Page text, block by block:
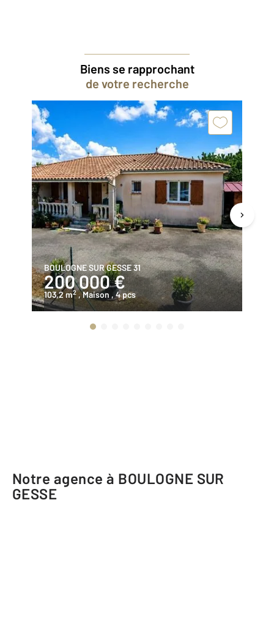
Biens se rapprochant
de votre recherche
BOULOGNE SUR GESSE 31
200 000 €
103,2 m2 , Maison , 4 pcs
Notre agence à BOULOGNE SUR
GESSE